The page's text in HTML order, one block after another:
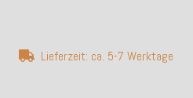
Lieferzeit: ca. 5-7 Werktage